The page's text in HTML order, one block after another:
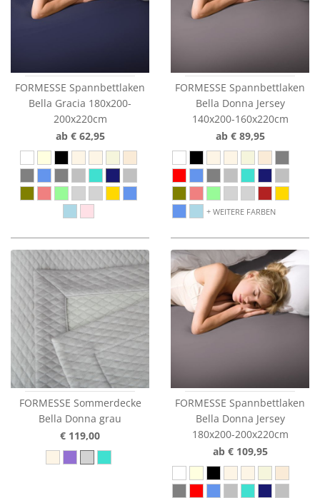
FORMESSE Spannbettlaken
Bella Gracia 180x200-
200x220cm
ab € 62,95
FORMESSE Spannbettlaken
Bella Donna Jersey
140x200-160x220cm
ab € 89,95
WEITERE FARBEN
FORMESSE Sommerdecke
Bella Donna grau
€ 119,00
FORMESSE Spannbettlaken
Bella Donna Jersey
180x200-200x220cm
ab € 109,95